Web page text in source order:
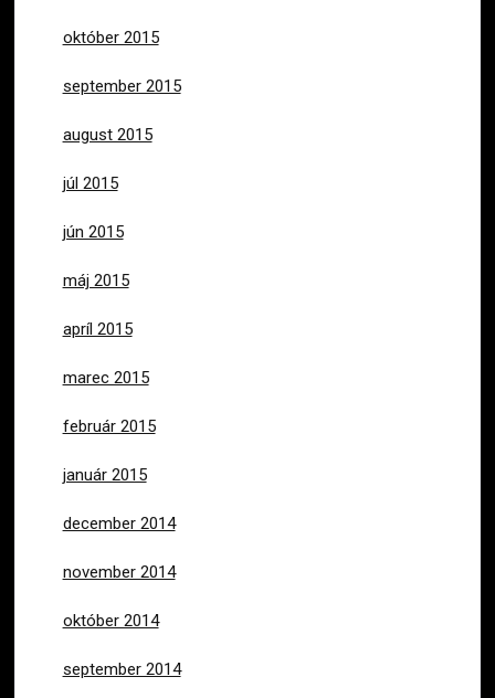
október 2015
september 2015
august 2015
júl 2015
jún 2015
máj 2015
apríl 2015
marec 2015
február 2015
január 2015
december 2014
november 2014
október 2014
september 2014